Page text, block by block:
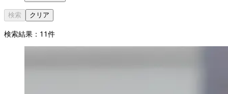
検索 クリア
検索結果： 11件